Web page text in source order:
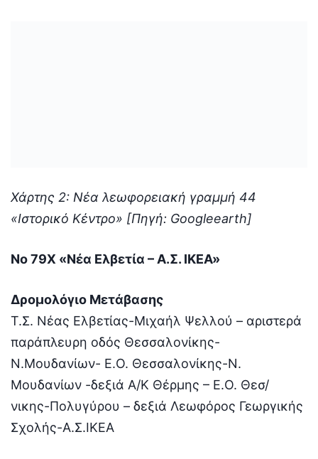
Χάρτης 2: Νέα λεωφορειακή γραμμή 44
«Ιστορικό Κέντρο» [Πηγή: Googleearth]
Νο 79Χ «Νέα Ελβετία – Α.Σ. ΙΚΕΑ»
Δρομολόγιο Μετάβασης
Τ.Σ. Νέας Ελβετίας-Μιχαήλ Ψελλού – αριστερά
παράπλευρη οδός Θεσσαλονίκης-
Ν.Μουδανίων- Ε.Ο. Θεσσαλονίκης-Ν.
Μουδανίων -δεξιά Α/Κ Θέρμης – Ε.Ο. Θεσ/
νικης-Πολυγύρου – δεξιά Λεωφόρος Γεωργικής
Σχολής-Α.Σ.ΙΚΕΑ